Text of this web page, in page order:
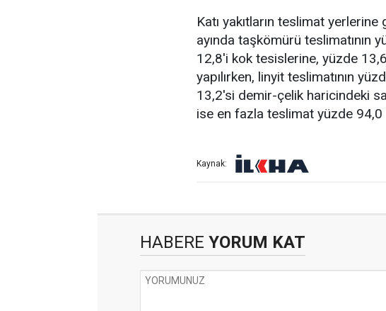
Katı yakıtların teslimat yerlerine
ayında taşkömürü teslimatının
12,8'i kok tesislerine, yüzde
yapılırken, linyit teslimatının
13,2'si demir-çelik haricindeki
ise en fazla teslimat yüzde 94,0
Kaynak:
HABERE YORUM KAT